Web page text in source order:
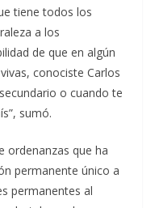
tiene todos los
a los
de que en algún
conociste Carlos
o cuando te
sumó.
ordenanzas que ha
permanente único a
permanentes al